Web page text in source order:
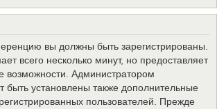
вы должны быть зарегистрированы.
всего несколько минут, но предоставляет
возможности. Администратором
быть установлены также дополнительные
пользователей. Прежде